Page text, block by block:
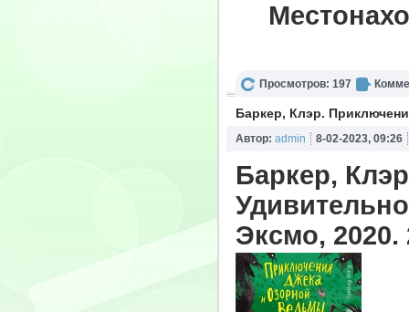
Просмотров: 197
Баркер, Клэр.
Автор: admin 8-02-2023, 09:26
Баркер,
Эксмо, 2020.